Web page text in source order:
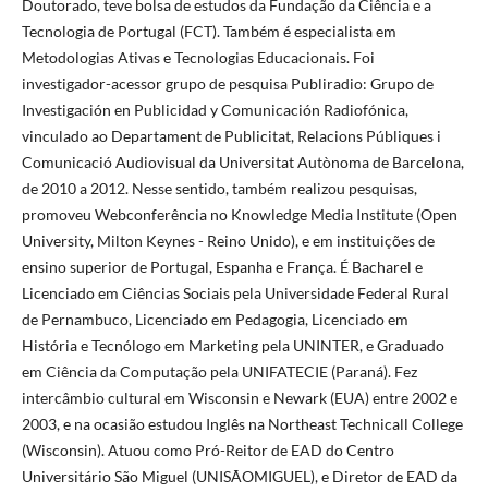
Doutorado, teve bolsa de estudos da Fundação da Ciência e a
Tecnologia de Portugal (FCT). Também é especialista em
Metodologias Ativas e Tecnologias Educacionais. Foi
investigador-acessor grupo de pesquisa Publiradio: Grupo de
Investigación en Publicidad y Comunicación Radiofónica,
vinculado ao Departament de Publicitat, Relacions Públiques i
Comunicació Audiovisual da Universitat Autònoma de Barcelona,
de 2010 a 2012. Nesse sentido, também realizou pesquisas,
promoveu Webconferência no Knowledge Media Institute (Open
University, Milton Keynes - Reino Unido), e em instituições de
ensino superior de Portugal, Espanha e França. É Bacharel e
Licenciado em Ciências Sociais pela Universidade Federal Rural
de Pernambuco, Licenciado em Pedagogia, Licenciado em
História e Tecnólogo em Marketing pela UNINTER, e Graduado
em Ciência da Computação pela UNIFATECIE (Paraná). Fez
intercâmbio cultural em Wisconsin e Newark (EUA) entre 2002 e
2003, e na ocasião estudou Inglês na Northeast Technicall College
(Wisconsin). Atuou como Pró-Reitor de EAD do Centro
Universitário São Miguel (UNISÃOMIGUEL), e Diretor de EAD da